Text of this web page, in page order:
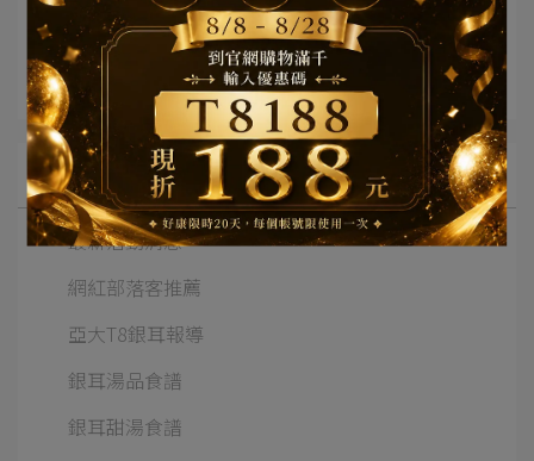
文章分類 網紅部落客推薦 銀耳露
所有文章主題
最新活動消息
網紅部落客推薦
亞大T8銀耳報導
銀耳湯品食譜
銀耳甜湯食譜